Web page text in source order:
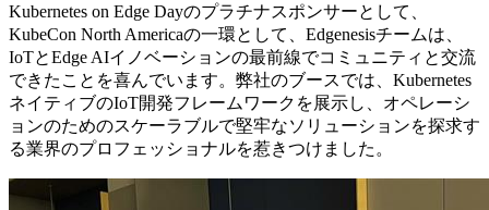
Kubernetes on Edge Dayのプラチナスポンサーとして、
KubeCon North Americaの一環として、Edgenesisチームは、
IoTとEdge AIイノベーションの最前線でコミュニティと交流
できたことを喜んでいます。弊社のブースでは、Kubernetes
ネイティブのIoT開発フレームワークを展示し、オペレーシ
ョンのためのスケーラブルで堅牢なソリューションを探求す
る業界のプロフェッショナルを惹きつけました。